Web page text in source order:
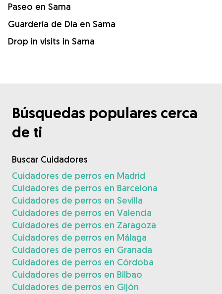
Paseo en Sama
Guardería de Día en Sama
Drop in visits in Sama
Búsquedas populares cerca
de ti
Buscar Cuidadores
Cuidadores de perros en Madrid
Cuidadores de perros en Barcelona
Cuidadores de perros en Sevilla
Cuidadores de perros en Valencia
Cuidadores de perros en Zaragoza
Cuidadores de perros en Málaga
Cuidadores de perros en Granada
Cuidadores de perros en Córdoba
Cuidadores de perros en Bilbao
Cuidadores de perros en Gijón